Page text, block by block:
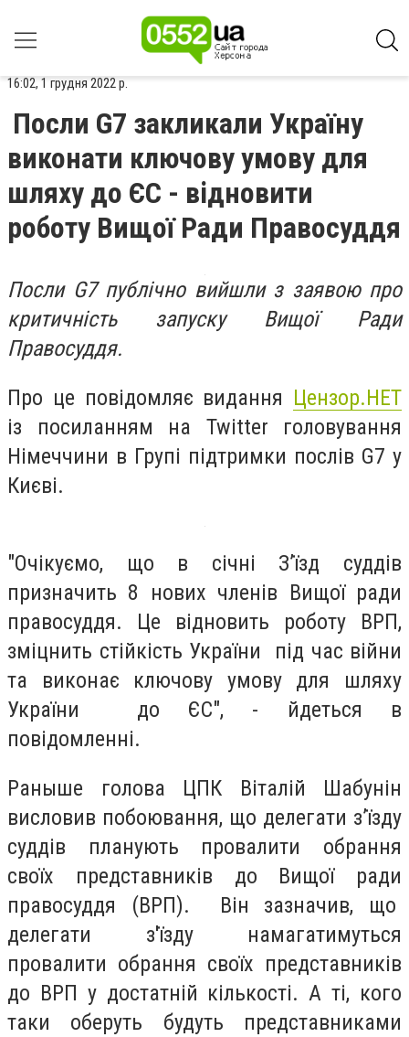
16:02, 1 грудня 2022 р.
Посли G7 закликали Україну
виконати ключову умову для
шляху до ЄС - відновити
роботу Вищої Ради Правосуддя
Посли G7 публічно вийшли з заявою про
критичність запуску Вищої Ради
Правосуддя.
Про це повідомляє видання Цензор.НЕТ
із посиланням на Twitter головування
Німеччини в Групі підтримки послів G7 у
Києві.
"Очікуємо, що в січні З’їзд суддів
призначить 8 нових членів Вищої ради
правосуддя. Це відновить роботу ВРП,
зміцнить стійкість України під час війни
та виконає ключову умову для шляху
України до ЄС", - йдеться в
повідомленні.
Раныше голова ЦПК Віталій Шабунін
висловив побоювання, що делегати з’їзду
суддів планують провалити обрання
своїх представників до Вищої ради
правосуддя (ВРП). Він зазначив, що
делегати з'їзду намагатимуться
провалити обрання своїх представників
до ВРП у достатній кількості. А ті, кого
таки оберуть будуть представниками